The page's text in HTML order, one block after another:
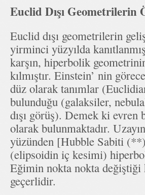
Euclid Dışı Geometrilerin
Euclid dışı geometrilerin
yirminci yüzyılda
karşın, hiperbolik
kılmıştır. Einstein’ nin
düz olarak tanımlar
bulunduğu (galaksiler,
dışı görüş). Demek ki
olarak bulunmaktadır.
yüzünden [Hubble Sabiti
(elipsoidin iç kesimi)
Eğimin nokta nokta değiştiği
geçerlidir.